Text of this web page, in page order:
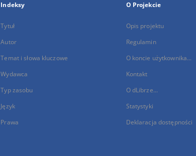
Indeksy
Tytuł
Autor
Temat i słowa kluczowe
Wydawca
Typ zasobu
Język
Prawa
O Projekcie
Opis projektu
Regulamin
O koncie użytkownika...
Kontakt
O dLibrze...
Statystyki
Deklaracja dostępności